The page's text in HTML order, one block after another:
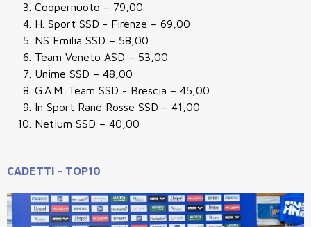
Coopernuoto – 79,00
H. Sport SSD - Firenze – 69,00
NS Emilia SSD – 58,00
Team Veneto ASD – 53,00
Unime SSD – 48,00
G.A.M. Team SSD - Brescia – 45,00
In Sport Rane Rosse SSD – 41,00
Netium SSD – 40,00
CADETTI - TOP10